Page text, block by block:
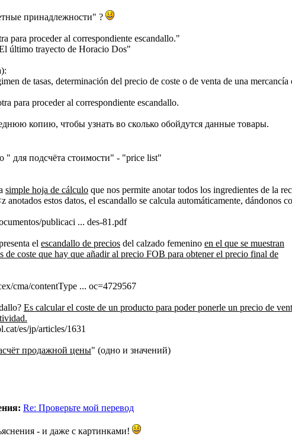
принадлежности" ?
para proceder al correspondiente escandallo."
último trayecto de Horacio Dos"
de tasas, determinación del precio de coste o de venta de una
para proceder al correspondiente escandallo.
копию, чтобы узнать во сколько обойдутся данные товары.
для подсчёта стоимости" - "price list"
simple hoja de cálculo que nos permite anotar todos los ingredientes de la
anotados estos datos, el escandallo se calcula automáticamente, dándonos
publicaci ... des-81.pdf
el escandallo de precios del calzado femenino en el que se muestran
de coste que hay que añadir al precio FOB para obtener el precio final de
cma/contentType ... oc=4729567
Es calcular el coste de un producto para poder ponerle un precio de
es/jp/articles/1631
продажной цены" (одно и значений)
Re: Проверьте мой перевод
- и даже с картинками!